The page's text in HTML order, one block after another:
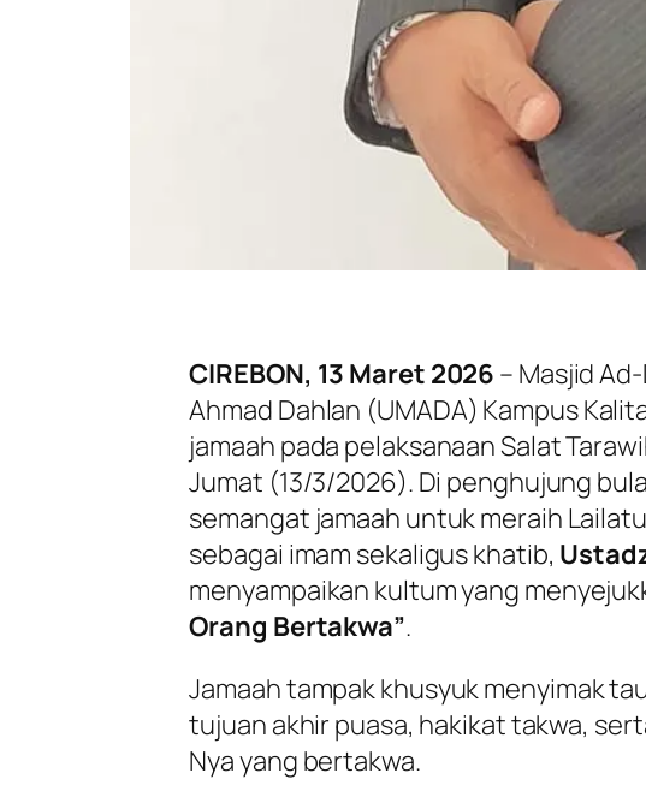
CIREBON, 13 Maret 2026 – Masjid
Ahmad Dahlan (UMADA) Kampus
jamaah pada pelaksanaan Salat
Jumat (13/3/2026). Di penghujung
semangat jamaah untuk meraih
sebagai imam sekaligus khatib,
menyampaikan kultum yang
Orang Bertakwa”.
Jamaah tampak khusyuk menyimak
tujuan akhir puasa, hakikat takwa,
Nya yang bertakwa.